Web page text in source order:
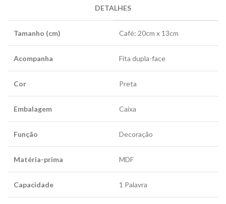
DETALHES
Tamanho (cm) Café: 20cm x 13cm
Acompanha Fita dupla-face
Cor Preta
Embalagem Caixa
Função Decoração
Matéria-prima MDF
Capacidade 1 Palavra